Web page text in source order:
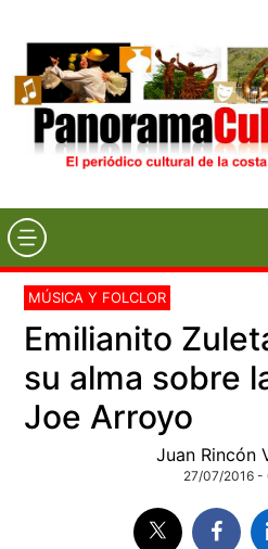
MÚSICA Y FOLCLOR
Emilianito
su alma sobre
Joe Arroyo
Juan Rincón
27/07/2016 -